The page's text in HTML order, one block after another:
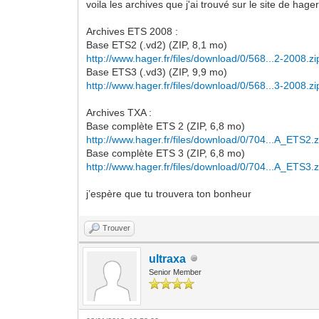
voila les archives que j'ai trouvé sur le site de
Archives ETS 2008 :
Base ETS2 (.vd2) (ZIP, 8,1 mo)
http://www.hager.fr/files/download/0/568...2-
Base ETS3 (.vd3) (ZIP, 9,9 mo)
http://www.hager.fr/files/download/0/568...3-
Archives TXA :
Base complète ETS 2 (ZIP, 6,8 mo)
http://www.hager.fr/files/download/0/
Base complète ETS 3 (ZIP, 6,8 mo)
http://www.hager.fr/files/download/0/
j’espère que tu trouvera ton bonheur
Trouver
ultraxa
Senior Member